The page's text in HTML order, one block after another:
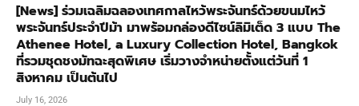
[News] ร่วมเฉลิมฉลองเทศกาลไหว้พระจันทร์ด้วยขนมไหว้
พระจันทร์ประจำปีม้า มาพร้อมกล่องดีไซน์ลิมิเต็ด 3 แบบ The
Athenee Hotel, a Luxury Collection Hotel, Bangkok
ที่รวมชุดชงมัทฉะสุดพิเศษ เริ่มวางจำหน่ายตั้งแต่วันที่ 1
สิงหาคม เป็นต้นไป
July 16, 2026